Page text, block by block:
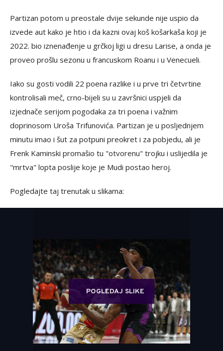
Partizan potom u preostale dvije sekunde nije uspio da
izvede aut kako je htio i da kazni ovaj koš košarkaša koji je
2022. bio iznenađenje u grčkoj ligi u dresu Larise, a onda je
proveo prošlu sezonu u francuskom Roanu i u Venecueli.
Iako su gosti vodili 22 poena razlike i u prve tri četvrtine
kontrolisali meč, crno-bijeli su u završnici uspjeli da
izjednače serijom pogodaka za tri poena i važnim
doprinosom Uroša Trifunovića. Partizan je u posljednjem
minutu imao i šut za potpuni preokret i za pobjedu, ali je
Frenk Kaminski promašio tu "otvorenu" trojku i uslijedila je
"mrtva" lopta poslije koje je Mudi postao heroj.
Pogledajte taj trenutak u slikama:
POGLEDAJ SLIKE